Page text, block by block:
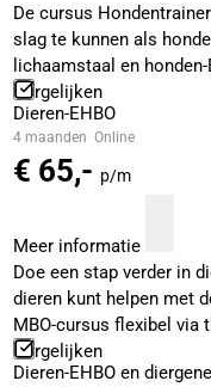
De cursus
slag te kunnen als
lichaamstaal en honden-
Vergelijken
Dieren-EHBO
4 maanden Online
€ 65,- p/m
Meer informatie
Doe een stap verder in
dieren kunt helpen met
MBO-cursus flexibel via
Vergelijken
Dieren-EHBO en